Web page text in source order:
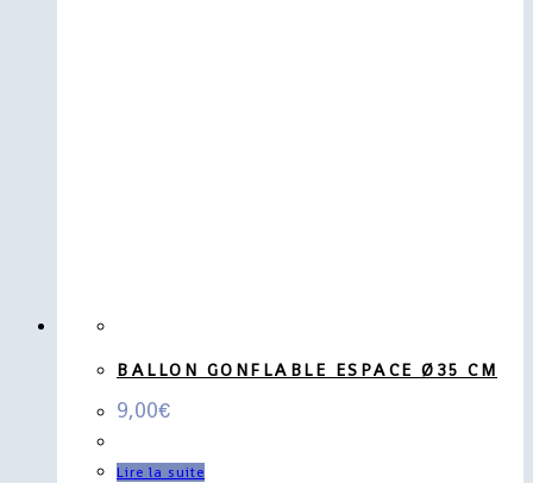
BALLON GONFLABLE ESPACE Ø35 CM
9,00€
Lire la suite